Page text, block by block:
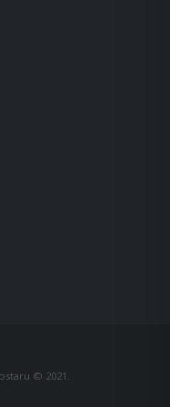
© 2021.